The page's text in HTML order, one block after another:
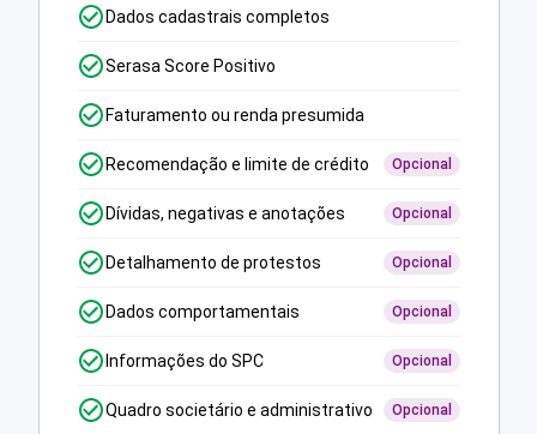
Dados cadastrais completos
Serasa Score Positivo
Faturamento ou renda presumida
Recomendação e limite de crédito Opcional
Dívidas, negativas e anotações Opcional
Detalhamento de protestos Opcional
Dados comportamentais Opcional
Informações do SPC Opcional
Quadro societário e administrativo Opcional